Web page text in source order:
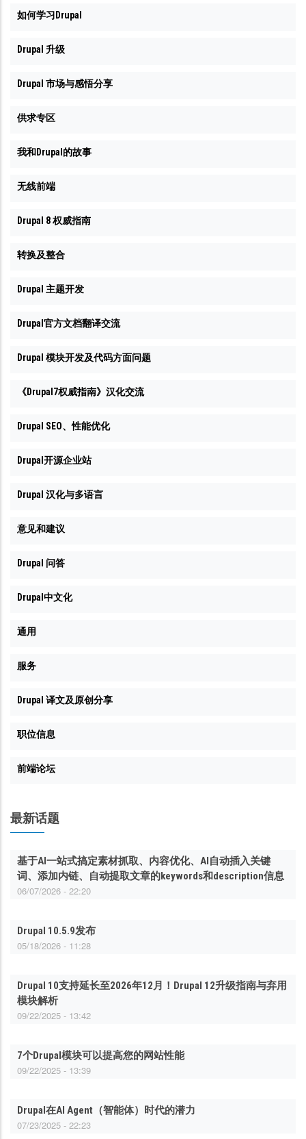
如何学习Drupal
Drupal 升级
Drupal 市场与感悟分享
供求专区
我和Drupal的故事
无线前端
Drupal 8 权威指南
转换及整合
Drupal 主题开发
Drupal官方文档翻译交流
Drupal 模块开发及代码方面问题
《Drupal7权威指南》汉化交流
Drupal SEO、性能优化
Drupal开源企业站
Drupal 汉化与多语言
意见和建议
Drupal 问答
Drupal中文化
通用
服务
Drupal 译文及原创分享
职位信息
前端论坛
最新话题
基于AI一站式搞定素材抓取、内容优化、AI自动插入关键
词、添加内链、自动提取文章的keywords和description信息
06/07/2026 - 22:20
Drupal 10.5.9发布
05/18/2026 - 11:28
Drupal 10支持延长至2026年12月！Drupal 12升级指南与弃用
模块解析
09/22/2025 - 13:42
7个Drupal模块可以提高您的网站性能
09/22/2025 - 13:39
Drupal在AI Agent（智能体）时代的潜力
07/23/2025 - 22:23